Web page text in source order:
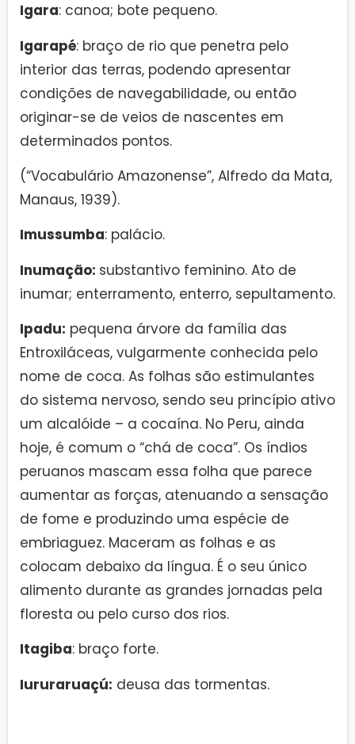
Igara: canoa; bote pequeno.
Igarapé: braço de rio que penetra pelo
interior das terras, podendo apresentar
condições de navegabilidade, ou então
originar-se de veios de nascentes em
determinados pontos.
(“Vocabulário Amazonense”, Alfredo da Mata,
Manaus, 1939).
Imussumba: palácio.
Inumação: substantivo feminino. Ato de
inumar; enterramento, enterro, sepultamento.
Ipadu: pequena árvore da família das
Entroxiláceas, vulgarmente conhecida pelo
nome de coca. As folhas são estimulantes
do sistema nervoso, sendo seu princípio ativo
um alcalóide – a cocaína. No Peru, ainda
hoje, é comum o “chá de coca”. Os índios
peruanos mascam essa folha que parece
aumentar as forças, atenuando a sensação
de fome e produzindo uma espécie de
embriaguez. Maceram as folhas e as
colocam debaixo da língua. É o seu único
alimento durante as grandes jornadas pela
floresta ou pelo curso dos rios.
Itagiba: braço forte.
Iururaruaçú: deusa das tormentas.